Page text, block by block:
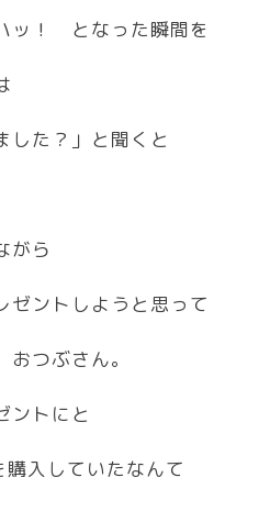
ッ！ となった瞬間を
した？」と聞くと
がら
ゼントしようと思って
つぶさん。
ントにと
入していたなんて